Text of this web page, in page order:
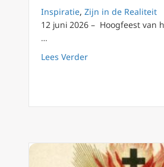
Inspiratie, Zijn in de Realiteit
12 juni 2026 – Hoogfeest van
…
Lees Verderabout Wijsheid